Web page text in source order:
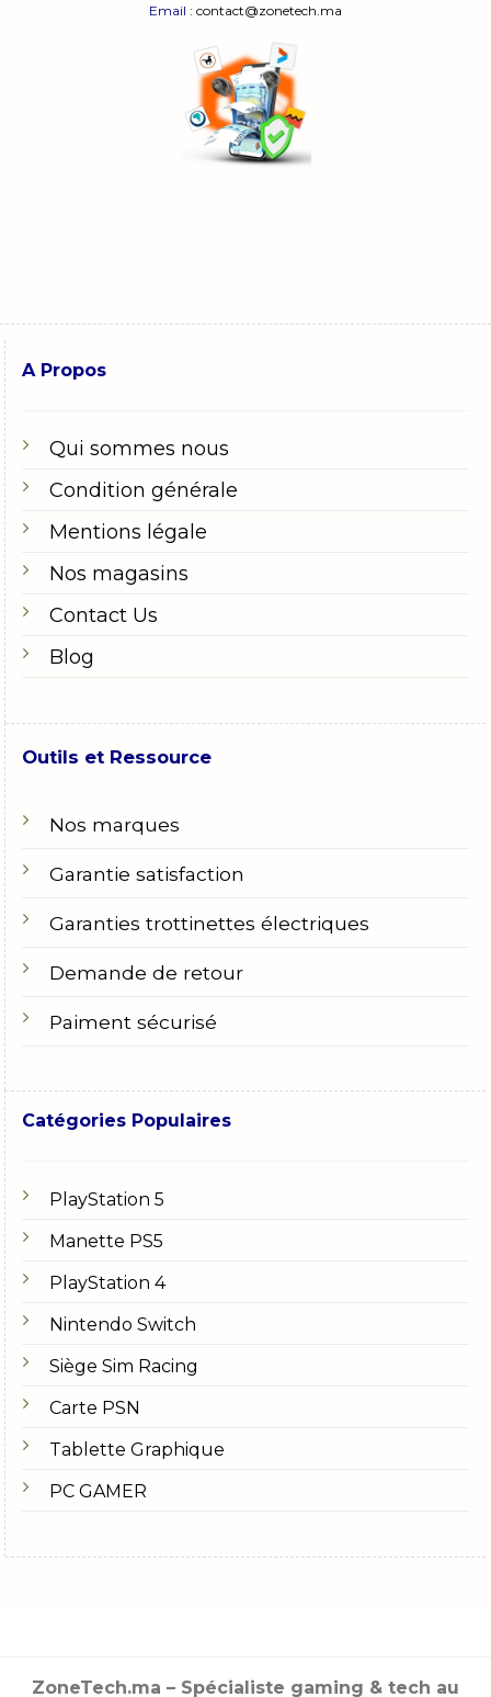
Email : contact@zonetech.ma
A Propos
Qui sommes nous
Condition générale
Mentions légale
Nos magasins
Contact Us
Blog
Outils et Ressource
Nos marques
Garantie satisfaction
Garanties trottinettes électriques
Demande de retour
Paiment sécurisé
Catégories Populaires
PlayStation 5
Manette PS5
PlayStation 4
Nintendo Switch
Siège Sim Racing
Carte PSN
Tablette Graphique
PC GAMER
ZoneTech.ma – Spécialiste gaming & tech au